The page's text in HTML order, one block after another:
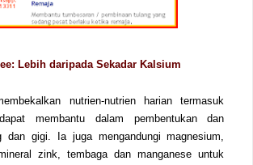
Lebih daripada Sekadar Kalsium
nutrien-nutrien harian termasuk
membantu dalam pembentukan dan
dan gigi. Ia juga mengandungi magnesium,
zink, tembaga dan manganese untuk